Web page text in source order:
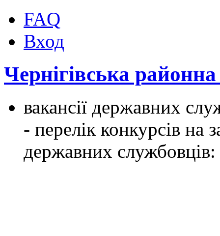
FAQ
Вход
Чернігівська
вакансії державних
- перелік конкурсів на
державних службовців: